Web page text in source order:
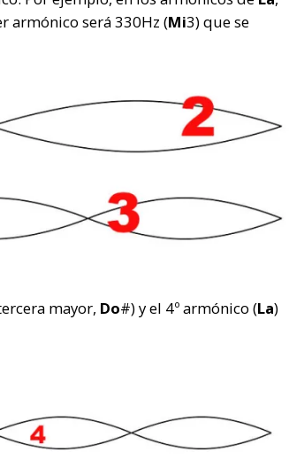
armónico será 330Hz (Mi3) que se
mayor, Do#) y el 4º armónico (La)